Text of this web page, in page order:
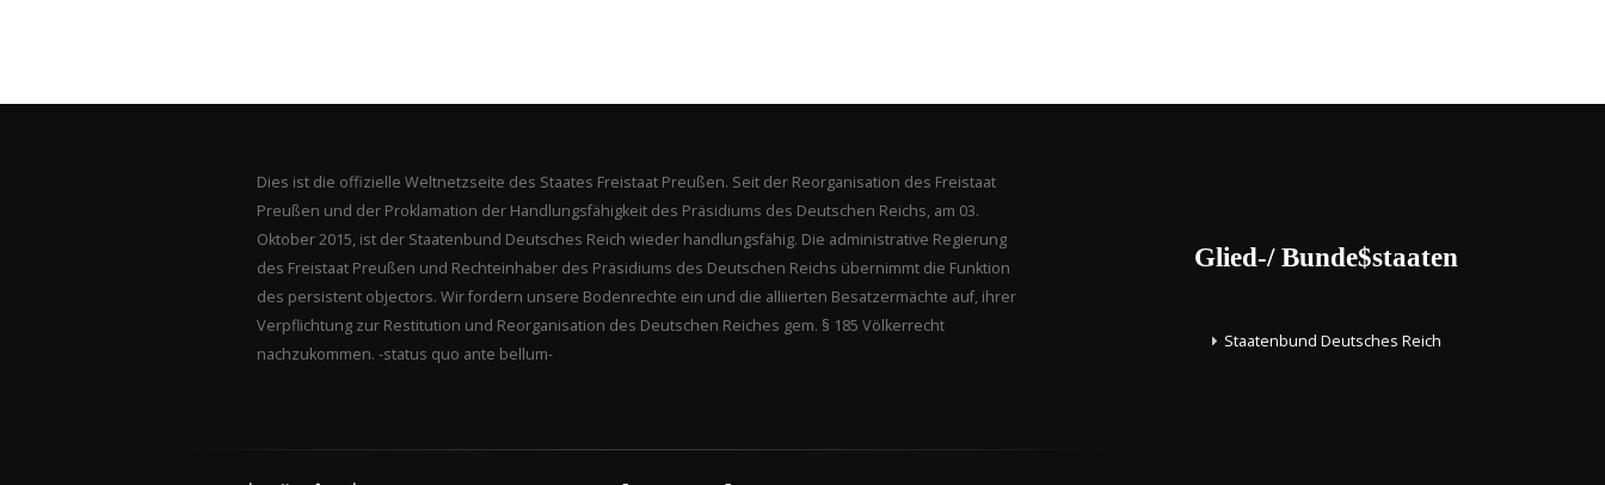
Dies ist die offizielle Weltnetzseite des Staates Freistaat Preußen. Seit der Reorganisation des Freistaat
Preußen und der Proklamation der Handlungsfähigkeit des Präsidiums des Deutschen Reichs, am 03.
Oktober 2015, ist der Staatenbund Deutsches Reich wieder handlungsfähig. Die administrative Regierung
des Freistaat Preußen und Rechteinhaber des Präsidiums des Deutschen Reichs übernimmt die Funktion
des persistent objectors. Wir fordern unsere Bodenrechte ein und die alliierten Besatzermächte auf, ihrer
Verpflichtung zur Restitution und Reorganisation des Deutschen Reiches gem. § 185 Völkerrecht
nachzukommen. -status quo ante bellum-
Glied-/ Bunde$staaten
Staatenbund Deutsches Reich